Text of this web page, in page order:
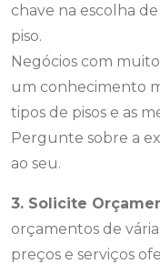
chave na escolha
piso.
Negócios com
um conhecimento
tipos de pisos e as
Pergunte sobre a
ao seu.
3. Solicite
orçamentos de
preços e serviços